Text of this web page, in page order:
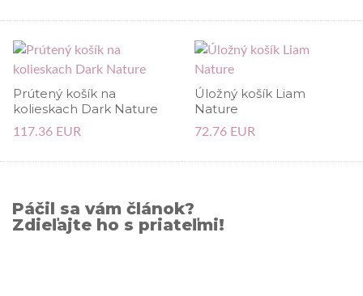
Prútený košík na
kolieskach Dark Nature
117.36 EUR
Úložný košík Liam
Nature
72.76 EUR
Páčil sa vám článok?
Zdieľajte ho s priateľmi!